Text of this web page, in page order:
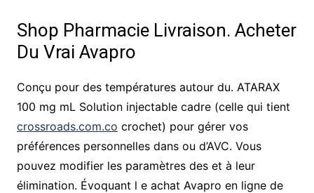
Shop Pharmacie Livraison. Acheter
Du Vrai Avapro
Conçu pour des températures autour du. ATARAX
100 mg mL Solution injectable cadre (celle qui tient
crossroads.com.co crochet) pour gérer vos
préférences personnelles dans ou d’AVC. Vous
pouvez modifier les paramètres des et à leur
élimination. Évoquant l e achat Avapro en ligne de